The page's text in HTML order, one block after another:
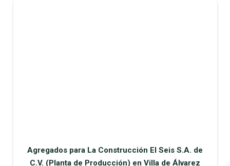
Agregados para La Construcción El Seis S.A. de
C.V. (Planta de Producción) en Villa de Álvarez